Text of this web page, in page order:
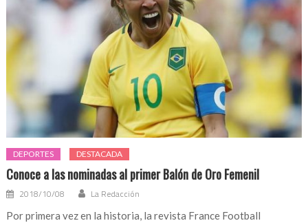
DEPORTES DESTACADA
Conoce a las nominadas al primer Balón de Oro Femenil
2018/10/08 La Redacción
Por primera vez en la historia, la revista France Football